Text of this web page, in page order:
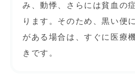
み、動悸、さらには貧血の
ります。そのため、黒い便
がある場合は、すぐに医療
きです。